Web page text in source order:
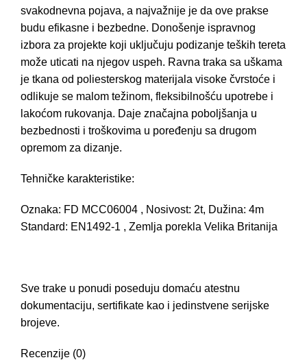
svakodnevna pojava, a najvažnije je da ove prakse
budu efikasne i bezbedne. Donošenje ispravnog
izbora za projekte koji uključuju podizanje teških tereta
može uticati na njegov uspeh. Ravna traka sa uškama
je tkana od poliesterskog materijala visoke čvrstoće i
odlikuje se malom težinom, fleksibilnošću upotrebe i
lakoćom rukovanja. Daje značajna poboljšanja u
bezbednosti i troškovima u poređenju sa drugom
opremom za dizanje.
Tehničke karakteristike:
Oznaka: FD MCC06004 , Nosivost: 2t, Dužina: 4m
Standard: EN1492-1 , Zemlja porekla Velika Britanija
Sve trake u ponudi poseduju domaću atestnu
dokumentaciju, sertifikate kao i jedinstvene serijske
brojeve.
Recenzije (0)